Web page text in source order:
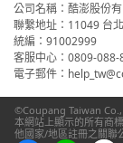
公司名稱：酷澎股份
聯繫地址：11049 台
統編：91002999
客服中心：0809-
電子郵件：
©Coupang Taiwan Co.,
本網站上顯示的所有商
他國家/地區註冊之關聯